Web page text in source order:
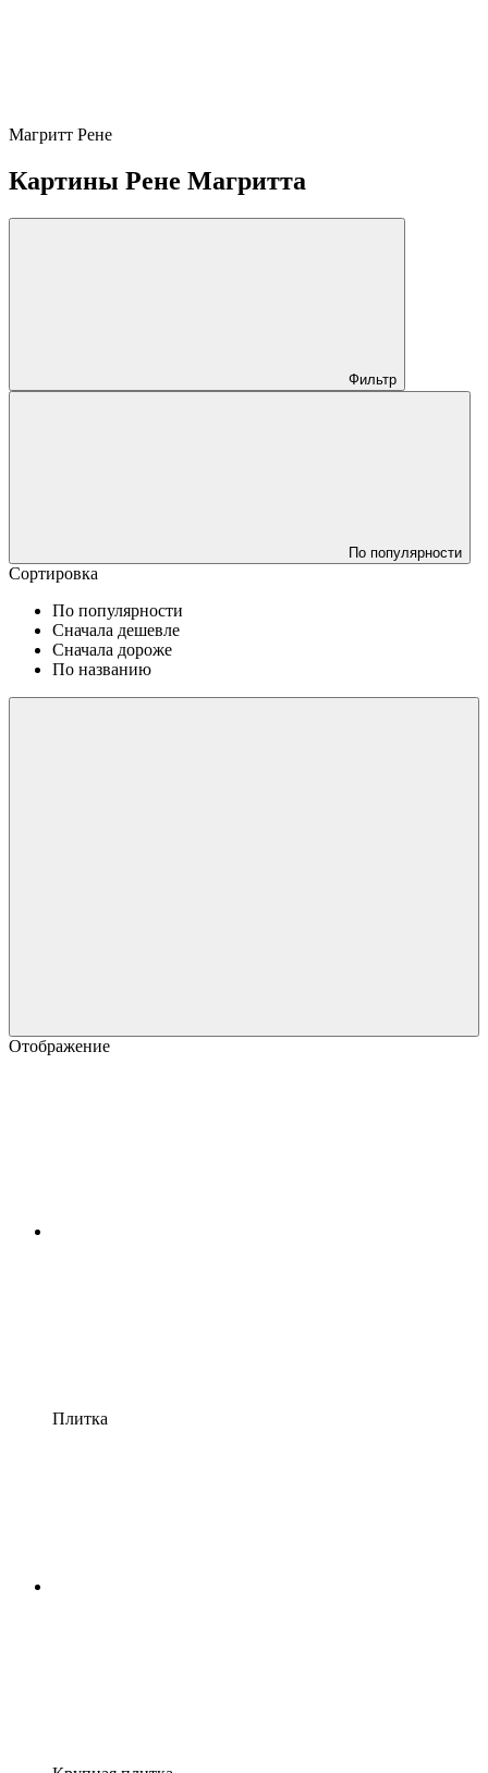
Магритт Рене
Картины Рене Магритта
Фильтр
По популярности
Сортировка
По популярности
Сначала дешевле
Сначала дороже
По названию
Отображение
Плитка